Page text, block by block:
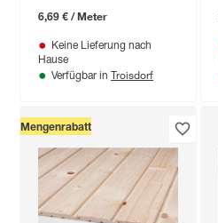
6,69 € / Meter
Keine Lieferung nach
Hause
Verfügbar in Troisdorf
Mengenrabatt